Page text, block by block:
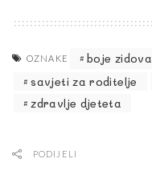
OZNAKE boje zidova
savjeti za roditelje
zdravlje djeteta
PODIJELI